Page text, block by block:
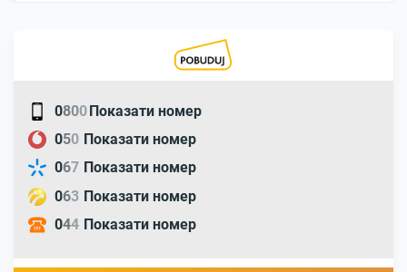
0800Показати номер
050 Показати номер
067 Показати номер
063 Показати номер
044 Показати номер